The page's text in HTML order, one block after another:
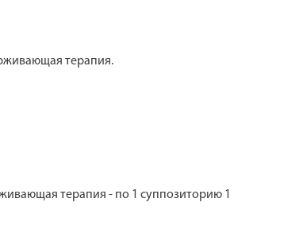
терапия.
терапия - по 1 суппозиторию 1